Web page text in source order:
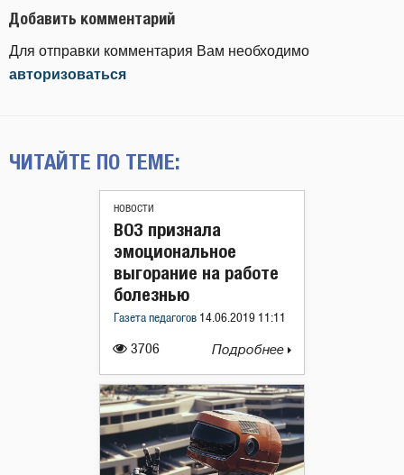
Добавить комментарий
Для отправки комментария Вам необходимо
авторизоваться
ЧИТАЙТЕ ПО ТЕМЕ:
НОВОСТИ
3706
ВОЗ признала
эмоциональное
выгорание на работе
болезнью
Газета педагогов 14.06.2019 11:11
Подробнее